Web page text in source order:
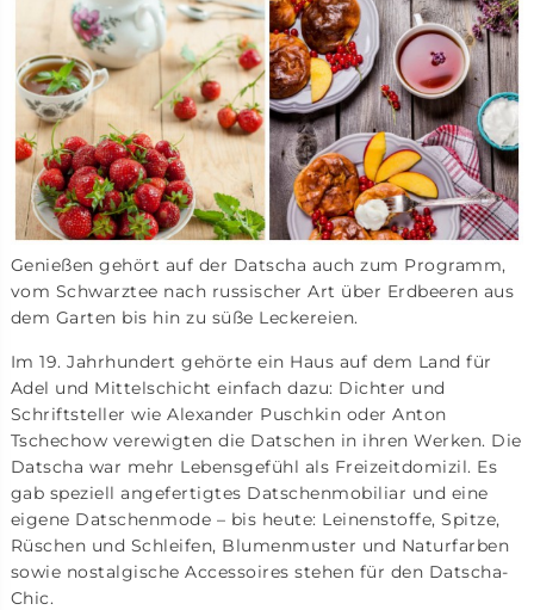
Genießen gehört auf der Datscha auch zum Programm,
vom Schwarztee nach russischer Art über Erdbeeren aus
dem Garten bis hin zu süße Leckereien.
Im 19. Jahrhundert gehörte ein Haus auf dem Land für
Adel und Mittelschicht einfach dazu: Dichter und
Schriftsteller wie Alexander Puschkin oder Anton
Tschechow verewigten die Datschen in ihren Werken. Die
Datscha war mehr Lebensgefühl als Freizeitdomizil. Es
gab speziell angefertigtes Datschenmobiliar und eine
eigene Datschenmode – bis heute: Leinenstoffe, Spitze,
Rüschen und Schleifen, Blumenmuster und Naturfarben
sowie nostalgische Accessoires stehen für den Datscha-
Chic.